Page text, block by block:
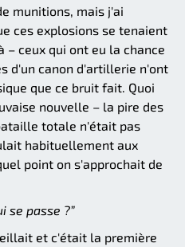
munitions, mais j'ai
ces explosions se tenaient
ceux qui ont eu la chance
d'un canon d'artillerie n'ont
que ce bruit fait. Quoi
nouvelle – la pire des
totale n'était pas
habituellement aux
point on s'approchait de
se passe ?”
et c'était la première